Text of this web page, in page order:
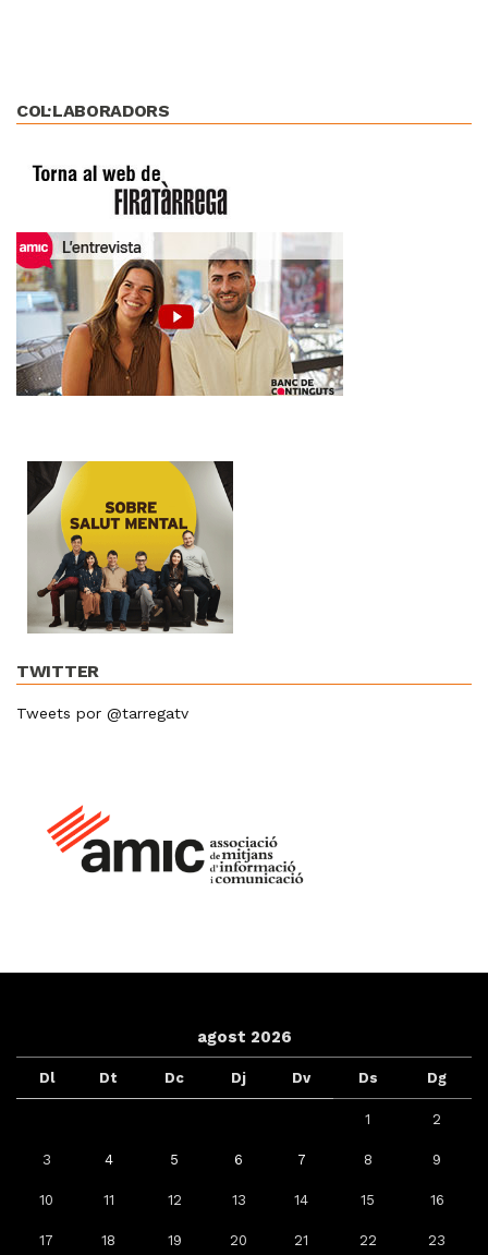
COL·LABORADORS
TWITTER
Tweets por @tarregatv
agost 2026
Dl Dt Dc Dj Dv Ds Dg
1 2
3 4 5 6 7 8 9
10 11 12 13 14 15 16
17 18 19 20 21 22 23